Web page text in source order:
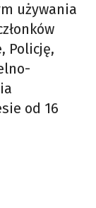
używania
Policję,
od 16